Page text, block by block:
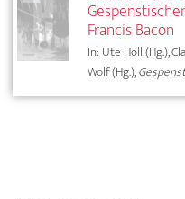
Francis Bacon
In: Ute Holl (Hg.),
Wolf (Hg.),